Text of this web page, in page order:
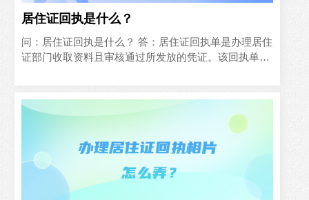
居住证回执是什么？
问：居住证回执是什么？ 答：居住证回执单是办理居住
证部门收取资料且审核通过所发放的凭证。该回执单主
单。...